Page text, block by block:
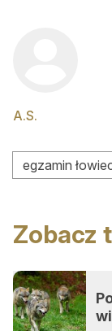
A.S.
egzamin
Zobacz